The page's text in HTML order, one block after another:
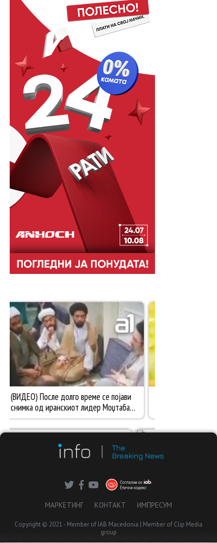
МАРКЕТИНГ КОНТАКТ ИМПРЕСУМ
Copyright © 2021 - Member of IAB Macedonia | Member of Clip Media
group